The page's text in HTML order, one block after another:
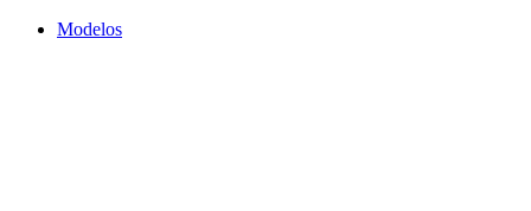
Modelos